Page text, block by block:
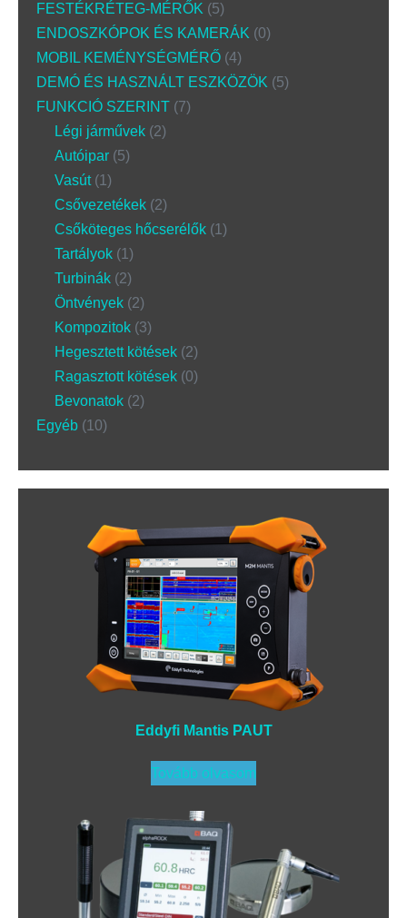
FESTÉKRÉTEG-MÉRŐK
5
ENDOSZKÓPOK ÉS KAMERÁK
0
MOBIL KEMÉNYSÉGMÉRŐ 4
DEMÓ ÉS HASZNÁLT ESZKÖZÖK
5
FUNKCIÓ SZERINT 7
Légi járművek 2
Autóipar 5
Vasút 1
Csővezetékek 2
Csőköteges hőcserélők 1
Tartályok 1
Turbinák 2
Öntvények 2
Kompozitok 3
Hegesztett kötések 2
Ragasztott kötések 0
Bevonatok 2
Egyéb 10
Eddyfi Mantis PAUT
Tovább olvasom